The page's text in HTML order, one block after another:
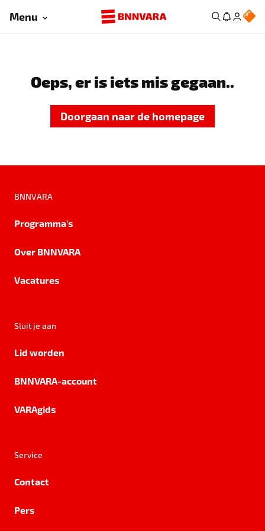
Menu
Oeps, er is iets mis gegaan..
Doorgaan naar de homepage
BNNVARA
Programma's
Over BNNVARA
Vacatures
Sluit je aan
Lid worden
BNNVARA-account
VARAgids
Service
Contact
Pers